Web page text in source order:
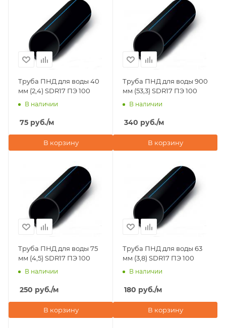
Труба ПНД для воды 40
мм (2,4) SDR17 ПЭ 100
В наличии
75 руб./м
В корзину
Труба ПНД для воды 900
мм (53,3) SDR17 ПЭ 100
В наличии
340 руб./м
В корзину
Труба ПНД для воды 75
мм (4,5) SDR17 ПЭ 100
В наличии
250 руб./м
В корзину
Труба ПНД для воды 63
мм (3,8) SDR17 ПЭ 100
В наличии
180 руб./м
В корзину